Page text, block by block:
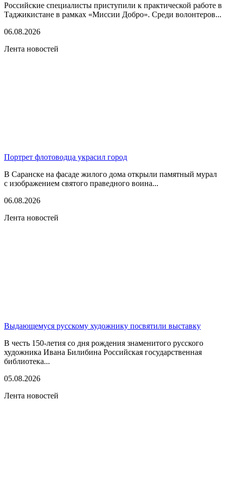
Российские специалисты приступили к практической работе в
Таджикистане в рамках «Миссии Добро». Среди волонтеров...
06.08.2026
Лента новостей
Портрет флотоводца украсил город
В Саранске на фасаде жилого дома открыли памятный мурал
с изображением святого праведного воина...
06.08.2026
Лента новостей
Выдающемуся русскому художнику посвятили выставку
В честь 150-летия со дня рождения знаменитого русского
художника Ивана Билибина Российская государственная
библиотека...
05.08.2026
Лента новостей